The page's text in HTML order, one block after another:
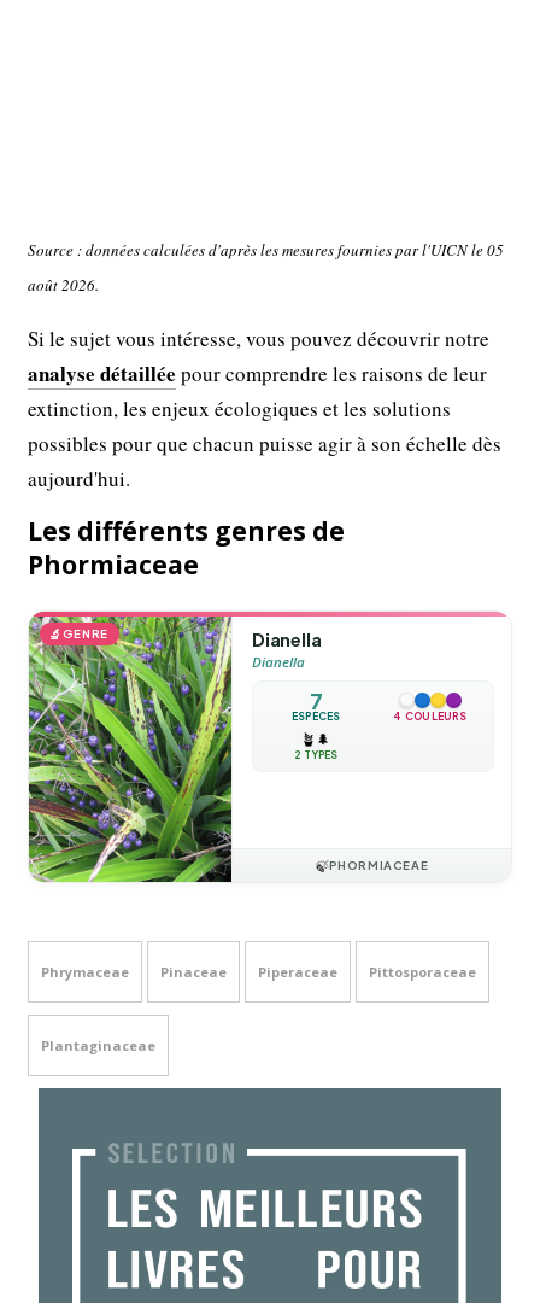
Source : données calculées d'après les mesures fournies par l'UICN le 05
août 2026.
Si le sujet vous intéresse, vous pouvez découvrir notre
analyse détaillée pour comprendre les raisons de leur
extinction, les enjeux écologiques et les solutions
possibles pour que chacun puisse agir à son échelle dès
aujourd'hui.
Les différents genres de
Phormiaceae
🔬 GENRE Dianella
Dianella
7
ESPÈCES 4 COULEURS
🪴 🌲
2 TYPES
🍃PHORMIACEAE
Phrymaceae Pinaceae Piperaceae Pittosporaceae
Plantaginaceae